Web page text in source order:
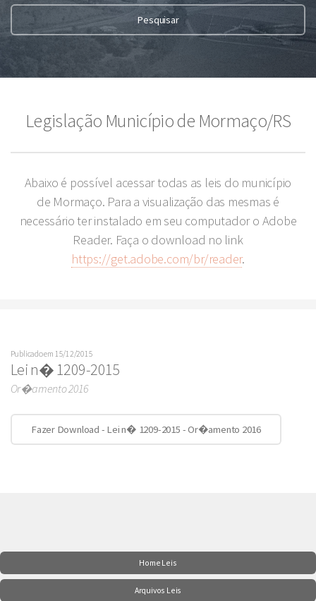
Legislação Município de Mormaço/RS
Abaixo é possível acessar todas as leis do município
de Mormaço. Para a visualização das mesmas é
necessário ter instalado em seu computador o Adobe
Reader. Faça o download no link
https://get.adobe.com/br/reader.
Publicado em 15/12/2015
Lei n� 1209-2015
Or�amento 2016
Fazer Download - Lei n� 1209-2015 - Or�amento 2016
Home Leis
Arquivos Leis